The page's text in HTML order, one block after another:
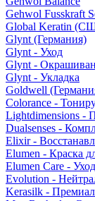
Gehwol Fusskraft
Global Keratin
Glynt (Германия)
Glynt - Уход
Glynt -
Glynt - Укладка
Goldwell
Colorance -
Lightdimensions -
Dualsenses -
Elixir -
Elumen - Краска
Elumen Care -
Evolution -
Kerasilk -